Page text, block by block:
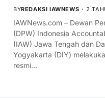
BYREDAKSI IAWNEWS 2
IAWNews.com – Dewan
(DPW) Indonesia
(IAW) Jawa Tengah dan
Yogyakarta (DIY)
resmi…